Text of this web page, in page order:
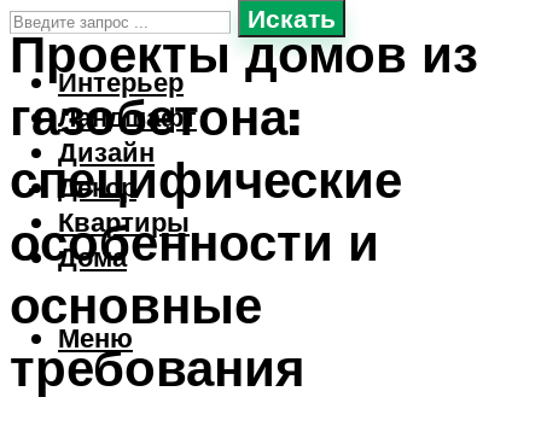
Искать
Интерьер
Ландшафт
Дизайн
Декор
Квартиры
Дома
Меню
Проекты домов из
газобетона:
специфические
особенности и
основные
требования